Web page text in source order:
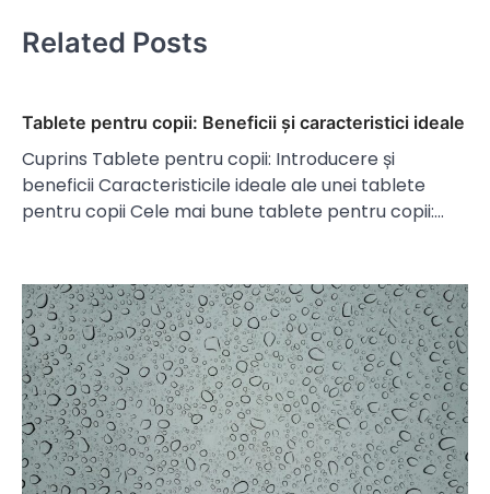
Related Posts
Tablete pentru copii: Beneficii și caracteristici ideale
Cuprins Tablete pentru copii: Introducere și
beneficii Caracteristicile ideale ale unei tablete
pentru copii Cele mai bune tablete pentru copii:…